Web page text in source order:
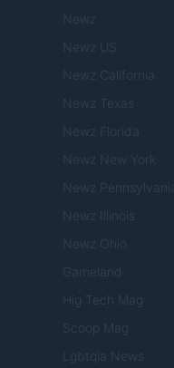
Newz
Newz US
Newz California
Newz Texas
Newz Florida
Newz New York
Newz Pennsylvania
Newz Illinois
Newz Ohio
Gameland
Hig Tech Mag
Scoop Mag
Lgbtqia News